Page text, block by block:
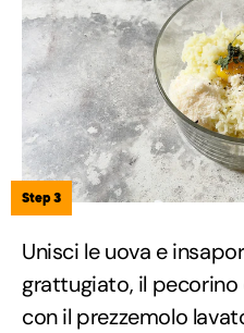
Step 3
Unisci le uova e
grattugiato, il pecorino
con il prezzemolo